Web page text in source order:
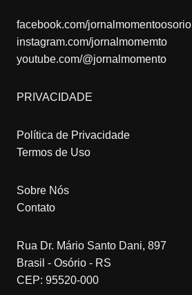
facebook.com/jornalmomentoosorio
instagram.com/jornalmomemto
youtube.com/@jornalmomento
PRIVACIDADE
Política de Privacidade
Termos de Uso
Sobre Nós
Contato
Rua Dr. Mário Santo Dani, 897
Brasil - Osório - RS
CEP: 95520-000